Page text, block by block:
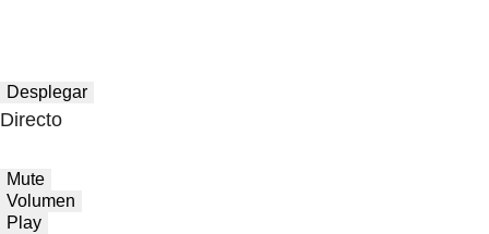
Desplegar
Directo
Mute
Volumen
Play